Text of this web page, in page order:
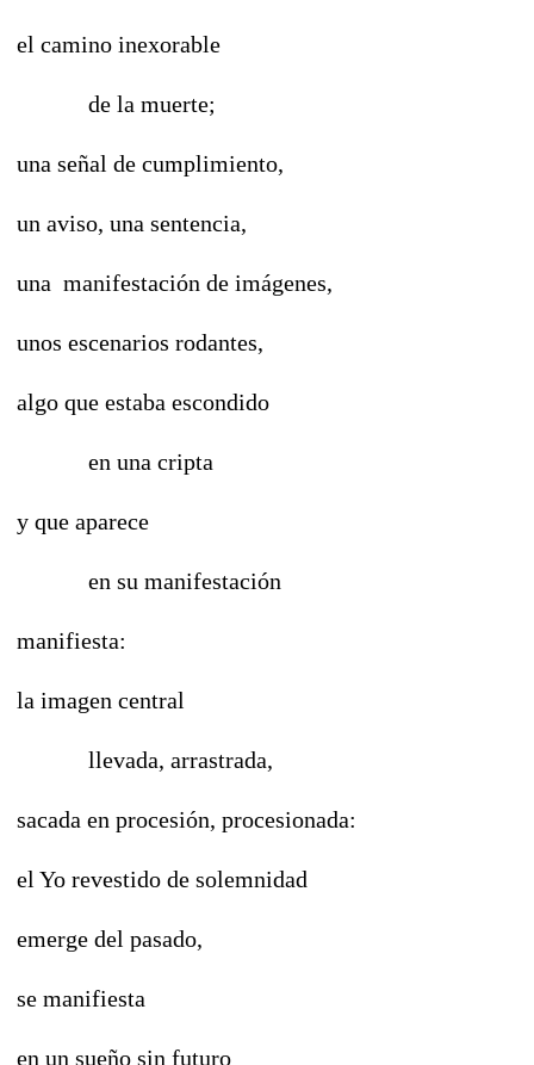
el camino inexorable
de la muerte;
una señal de cumplimiento,
un aviso, una sentencia,
una manifestación de imágenes,
unos escenarios rodantes,
algo que estaba escondido
en una cripta
y que aparece
en su manifestación
manifiesta:
la imagen central
llevada, arrastrada,
sacada en procesión, procesionada:
el Yo revestido de solemnidad
emerge del pasado,
se manifiesta
en un sueño sin futuro